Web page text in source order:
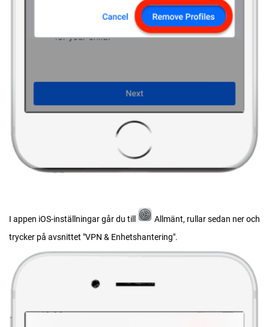
I appen iOS-inställningar går du till
Allmänt, rullar sedan ner och
trycker på avsnittet "VPN & Enhetshantering".